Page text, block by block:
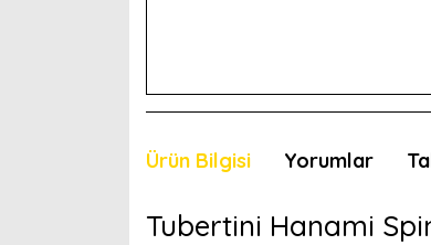
Ürün Bilgisi Yorumlar
Tubertini Hanami